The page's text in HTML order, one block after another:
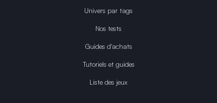
Univers par tags
Nos tests
Guides d'achats
Tutoriels et guides
Liste des jeux